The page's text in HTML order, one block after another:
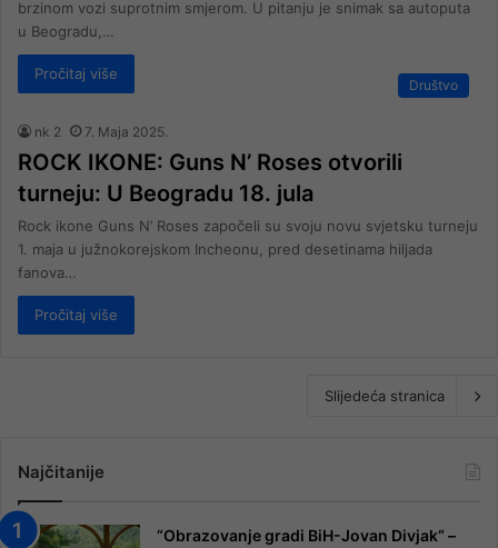
brzinom vozi suprotnim smjerom. U pitanju je snimak sa autoputa
u Beogradu,…
Pročitaj više
Društvo
nk 2 7. Maja 2025.
ROCK IKONE: Guns N’ Roses otvorili
turneju: U Beogradu 18. jula
Rock ikone Guns N’ Roses započeli su svoju novu svjetsku turneju
1. maja u južnokorejskom Incheonu, pred desetinama hiljada
fanova…
Pročitaj više
Slijedeća stranica
Najčitanije
“Obrazovanje gradi BiH-Jovan Divjak“ –